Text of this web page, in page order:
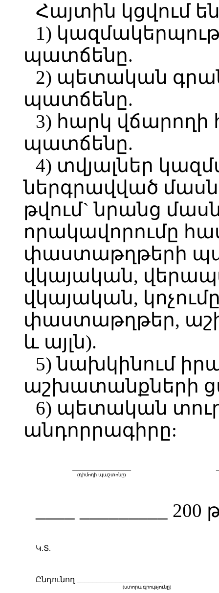
Հայտին կցվում
1)
պատճենը.
2) պետական
պատճենը.
3) հարկ
պատճենը.
4) տվյալներ
ներգրավված
թվում` նրանց
որակավորումը
փաստաթղթերի
վկայական,
վկայական,
փաստաթղթեր,
և այլն).
5) նախկինում
աշխատանքների
6) պետական
անդորրագիրը:
(դիմողի պաշտոնը)
____ _________ 200
Կ.Տ.
Ընդունող ______________________
(ստորագրությունը)